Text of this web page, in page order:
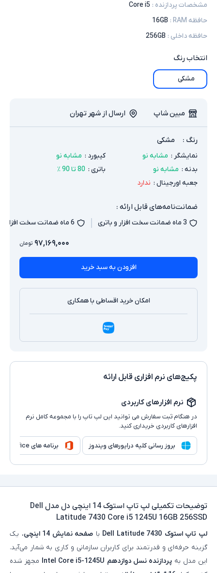
مشخصات پردازنده :
Core i5
حافظه RAM
:
16GB
حافظه داخلی :
256GB
انتخابرنگ
مشکی
مبین شاپ ارسال از شهر تهران
رنگ : مشکی
نمایشگر : مشابه نو کیبورد : مشابه نو
بدنه : مشابه نو باتری : 80 تا 90 ٪
جعبه اورجینال : ندارد
ضمانت‌نامه‌های قابل ارائه :
3 ماه ضمانت سخت افزار و باتری 6 ماه ضمانت سخت افزار و باتری
۹۷,۱۶۹,۰۰۰ تومان
افزودن به سبد خرید
امکان خرید اقساطی با همکاری
پکیج‌های نرم افزاری قابل ارائه
نرم افزارهای کاربردی
در هنگام ثبت سفارش می توانید این لپ تاپ را با مجموعه کامل نرم
افزارهای کاربردی خریداری کنید.
بروز رسانی کلیه درایورهای ویندوز برنامه های Microsoft Office
توضیحات تکمیلی
لپ تاپ استوک 14 اینچی دل مدل Dell
Latitude 7430 Core i5 1245U 16GB 256SSD
لپ‌ تاپ استوک Dell Latitude 7430 با صفحه‌ نمایش 14 اینچی
، یک
گزینه حرفه‌ای و قدرتمند برای کاربران سازمانی و کاری به شمار می‌آید.
این مدل بهپردازنده نسل دوازدهم Intel Core i5-1245U
مجهز شده